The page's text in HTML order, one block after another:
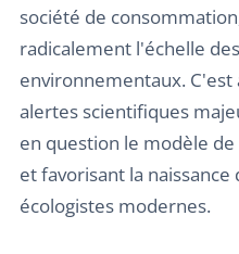
société de
radicalement l'échelle
environnementaux.
alertes scientifiques
en question le modèle
et favorisant la
écologistes modernes.